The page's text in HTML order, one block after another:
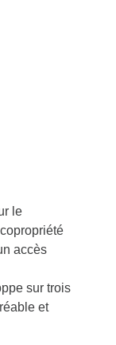
le
accès
sur trois
et